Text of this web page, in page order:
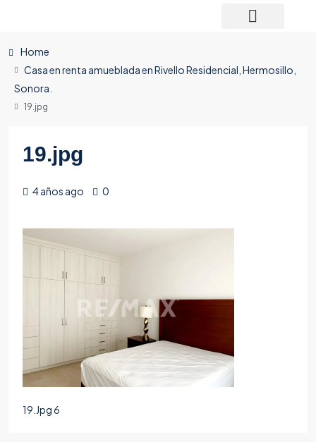
Home
Casa en renta amueblada en Rivello Residencial, Hermosillo,
Sonora.
19.jpg
19.jpg
4 años ago 0
19.Jpg 6